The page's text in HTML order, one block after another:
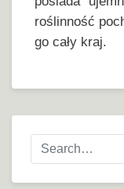
roślinność
go cały kraj.